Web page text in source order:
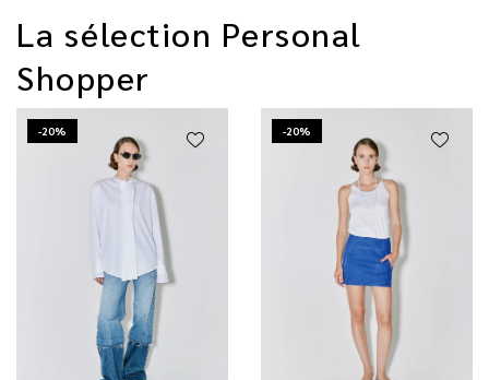
La sélection Personal
Shopper
-20% -20%